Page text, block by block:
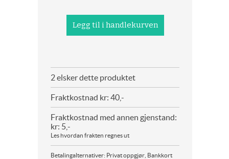
2 elsker dette produktet
Fraktkostnad kr: 40,-
Fraktkostnad med annen gjenstand:
kr: 5,-
Les hvordan frakten regnes ut
Betalingalternativer: Privat oppgjør, Bankkort